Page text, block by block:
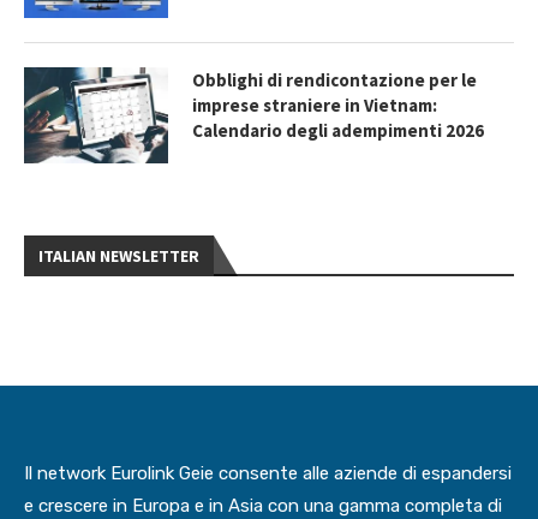
Obblighi di rendicontazione per le
imprese straniere in Vietnam:
Calendario degli adempimenti 2026
ITALIAN NEWSLETTER
Il network Eurolink Geie consente alle aziende di espandersi
e crescere in Europa e in Asia con una gamma completa di